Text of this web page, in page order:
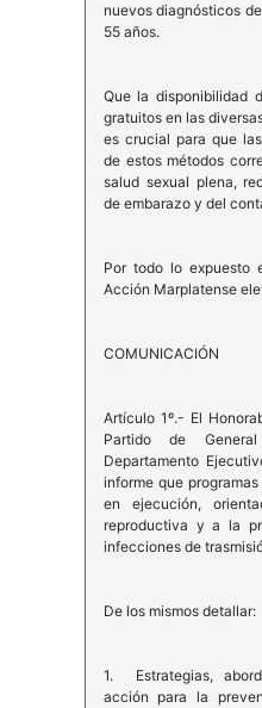
nuevos diagnósticos
55 años.
Que la disponibilidad
gratuitos en las
es crucial para que
de estos métodos
salud sexual plena,
de embarazo y del
Por todo lo expuesto
Acción Marplatense
COMUNICACIÓN
Artículo 1º.- El
Partido de
Departamento
informe que
en ejecución,
reproductiva y a la
infecciones de
De los mismos detallar:
1. Estrategias,
acción para la